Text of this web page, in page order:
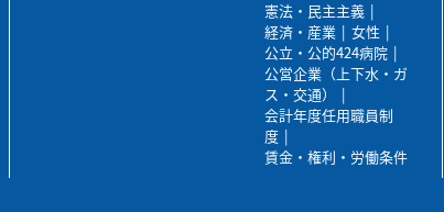
憲法・民主主義
経済・産業
女性
公立・公的424病院
公営企業（上下水・ガ
ス・交通）
会計年度任用職員制
度
賃金・権利・労働条件